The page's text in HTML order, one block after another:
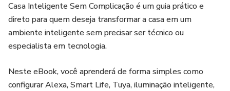
Casa Inteligente Sem Complicação é um guia prático e
direto para quem deseja transformar a casa em um
ambiente inteligente sem precisar ser técnico ou
especialista em tecnologia.
Neste eBook, você aprenderá de forma simples como
configurar Alexa, Smart Life, Tuya, iluminação inteligente,